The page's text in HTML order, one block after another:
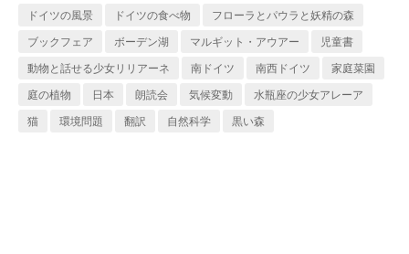
ドイツの風景
ドイツの食べ物
フローラとパウラと妖精の森
ブックフェア
ボーデン湖 マルギット・アウアー
児童書
動物と話せる少女リリアーネ
南ドイツ 南西ドイツ
家庭菜園
庭の植物
日本 朗読会 気候変動
水瓶座の少女アレーア
猫
環境問題 翻訳 自然科学 黒い森